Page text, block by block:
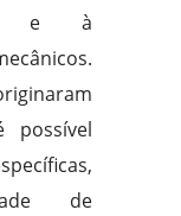
e à
possível
de